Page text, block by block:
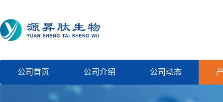
公司首页 公司介绍 公司动态